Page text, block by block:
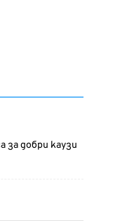
за добри каузи